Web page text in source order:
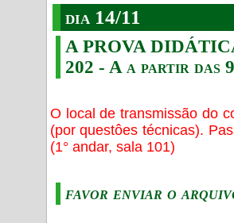
dia 14/11
A PROVA
202 - A a partir das
O local de transmissão do
(por questôes técnicas).
(1° andar, sala 101)
favor enviar o